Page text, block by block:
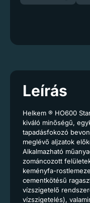
Leírás
Helkem ® HO600
kiváló minőségű,
tapadásfokozó
meglévő aljzatok
Alkalmazható
zománcozott
keményfa-
cementkötésű
vízszigetelő
vízszigetelés),